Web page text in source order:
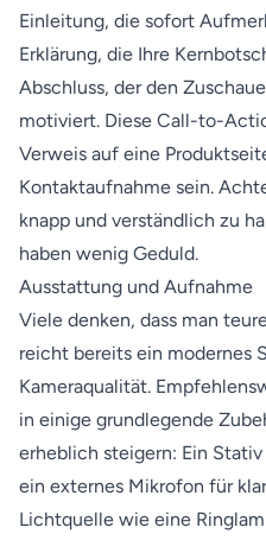
Einleitung, die sofort
Erklärung, die Ihre
Abschluss, der den
motiviert. Diese Call-to-
Verweis auf eine
Kontaktaufnahme sein.
knapp und verständlich zu
haben wenig Geduld.
Ausstattung und Aufnahme
Viele denken, dass man
reicht bereits ein modernes
Kameraqualität.
in einige grundlegende
erheblich steigern: Ein
ein externes Mikrofon für
Lichtquelle wie eine